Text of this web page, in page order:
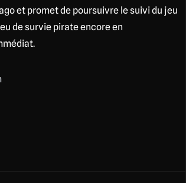
et promet de poursuivre le suivi du jeu
de survie pirate encore en